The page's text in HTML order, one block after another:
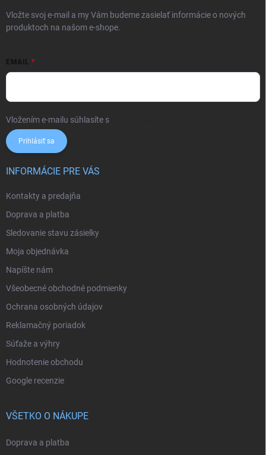
Vložte svoj e-mail a my Vám budeme zasielať informácie o nových
produktoch na našom e-shope.
EMAIL
Vložením e-mailu súhlasíte s
Prihlásiť sa
INFORMÁCIE PRE VÁS
Kontakty a predajňa
Doprava a platba
Sledovanie stavu zásielky
Moja objednávka
Napíšte nám
Všeobecné obchodné podmienky
Ochrana osobných údajov
Reklamačný poriadok
Súťaže a výhry
Hodnotenie obchodu
Google recenzie
VŠETKO O NÁKUPE
Doprava a platba